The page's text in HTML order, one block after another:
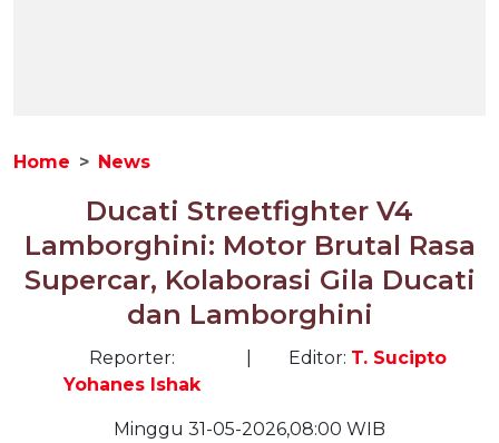
Home News
Ducati Streetfighter V4
Lamborghini: Motor Brutal Rasa
Supercar, Kolaborasi Gila Ducati
dan Lamborghini
Reporter:
Yohanes Ishak
Editor: T. Sucipto
Minggu 31-05-2026,08:00 WIB